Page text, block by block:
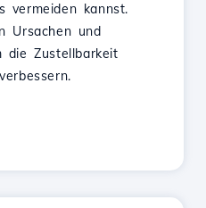
vermeiden kannst.
Ursachen und
die Zustellbarkeit